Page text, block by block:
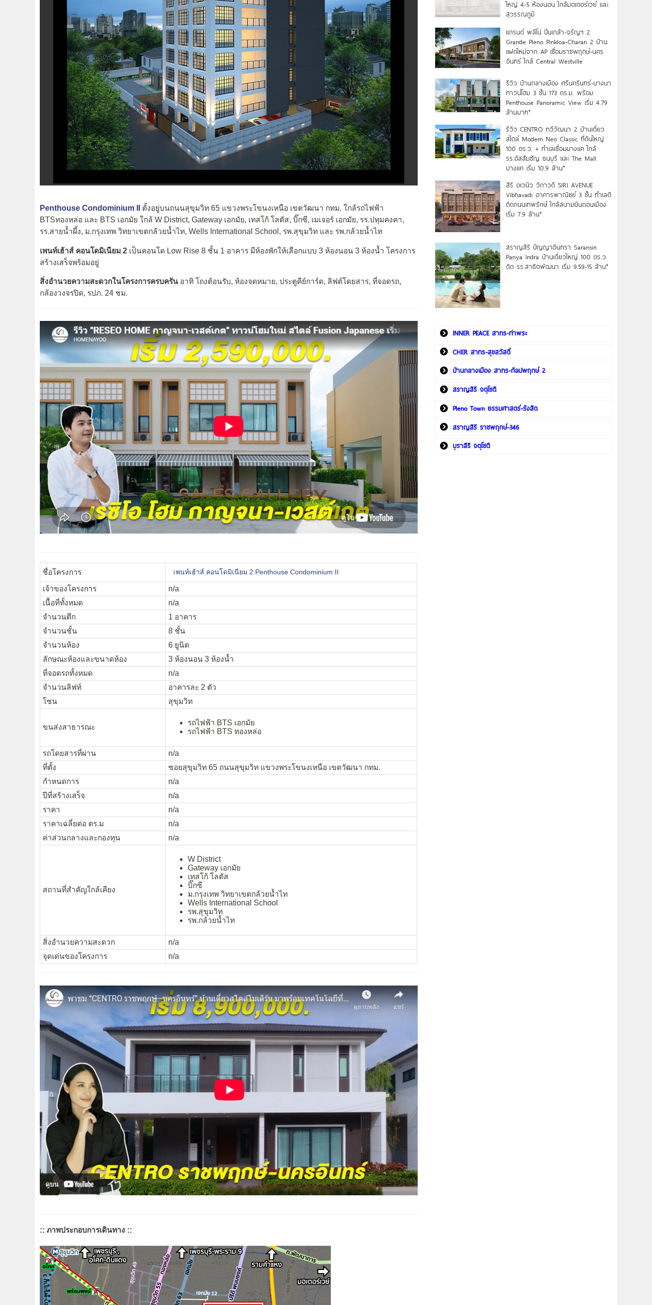
Penthouse Condominium II ตั้งอยู่บนถนนสุขุมวิท 65 แขวงพระโขนงเหนือ เขตวัฒนา กทม. ใกล้รถไฟฟ้า
BTSทองหล่อ และ BTS เอกมัย ใกล้ W District, Gateway เอกมัย, เทสโก้ โลตัส, บิ๊กซี, เมเจอร์ เอกมัย, รร.ปทุมคงคา,
รร.สายน้ำผึ้ง, ม.กรุงเทพ วิทยาเขตกล้วยน้ำไท, Wells International School, รพ.สุขุมวิท และ รพ.กล้วยน้ำไท
เพนท์เฮ้าส์ คอนโดมิเนียม 2 เป็นคอนโด Low Rise 8 ชั้น 1 อาคาร มีห้องพักให้เลือกแบบ 3 ห้องนอน 3 ห้องน้ำ โครงการ
สร้างเสร็จพร้อมอยู่
สิ่งอำนวยความสะดวกในโครงการครบครัน อาทิ โถงต้อนรับ, ห้องจดหมาย, ประตูคีย์การ์ด, ลิฟต์โดยสาร, ที่จอดรถ,
กล้องวงจรปิด, รปภ. 24 ชม.
ชื่อโครงการ เพนท์เฮ้าส์ คอนโดมิเนียม 2 Penthouse Condominium II
เจ้าของโครงการ
n/a
เนื้อที่ทั้งหมด
n/a
จำนวนตึก
1 อาคาร
จำนวนชั้น
8 ชั้น
จำนวนห้อง
6 ยูนิต
ลักษณะห้องและขนาดห้อง
3 ห้องนอน 3 ห้องน้ำ
ที่จอดรถทั้งหมด
n/a
จำนวนลิฟท์
อาคารละ 2 ตัว
โซน
สุขุมวิท
ขนส่งสาธารณะ
รถไฟฟ้า BTS เอกมัย
รถไฟฟ้า BTS ทองหล่อ
รถโดยสารที่ผ่าน
n/a
ที่ตั้ง
ซอยสุขุมวิท 65 ถนนสุขุมวิท แขวงพระโขนงเหนือ เขตวัฒนา กทม.
กำหนดการ
n/a
ปีที่สร้างเสร็จ
n/a
ราคา
n/a
ราคาเฉลี่ยต่อ ตร.ม
n/a
ค่าส่วนกลางและกองทุน
n/a
สถานที่สำคัญใกล้เคียง
W District
Gateway เอกมัย
เทสโก้ โลตัส
บิ๊กซี
ม.กรุงเทพ วิทยาเขตกล้วยน้ำไท
Wells International School
รพ.สุขุมวิท
รพ.กล้วยน้ำไท
สิ่งอำนวยความสะดวก
n/a
จุดเด่นของโครงการ
n/a
:: ภาพประกอบการเดินทาง ::
ใหญ่ 4-5 ห้องนอน ใกล้มอเตอร์เวย์ และ
สุวรรณภูมิ
แกรนด์ พลีโน่ ปิ่นเกล้า-จรัญฯ 2
Grande Pleno Pinkloa-Charan 2 บ้าน
แฝดใหม่จาก AP เชื่อมราชพฤกษ์-นคร
อินทร์ ใกล้ Central Westville
รีวิว บ้านกลางเมือง ศรีนครินทร์-บางนา
ทาวน์โฮม 3 ชั้น 173 ตร.ม. พร้อม
Penthouse Panoramic View เริ่ม 4.79
ล้านบาท*
รีวิว CENTRO ทวีวัฒนา 2 บ้านเดี่ยว
สไตล์ Modern Neo Classic ที่ดินใหญ่
100 ตร.ว. + ทำเลเชื่อมบางแค ใกล้
รร.อัสสัมชัญ ธนบุรี และ The Mall
บางแค เริ่ม 10.9 ล้าน*
สิริ อเวนิว วิภาวดี SIRI AVENUE
Vibhavadi อาคารพาณิชย์ 3 ชั้น ทำเลดี
ติดถนนเทพรักษ์ ใกล้สนามบินดอนเมือง
เริ่ม 7.9 ล้าน*
สราญสิริ ปัญญาอินทรา Saransiri
Panya Indra บ้านเดี่ยวใหญ่ 100 ตร.ว.
ดิด รร.สาธิตพัฒนา เริ่ม 9.59-15 ล้าน*
INNER PEACE สาทร-ท่าพระ
CHER สาทร-สุขสวัสดิ์
บ้านกลางเมือง สาทร-กัลปพฤกษ์ 2
สราญสิริ จตุโชติ
Pleno Town ธรรมศาสตร์-รังสิต
สราญสิริ ราชพฤกษ์-346
บุราสิริ จตุโชติ